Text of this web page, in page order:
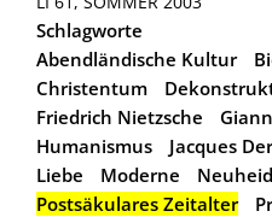
Schlagworte
Abendländische Kultur
Christentum
Friedrich Nietzsche
Humanismus
Jacques
Liebe
Moderne
Postsäkulares Zeitalter